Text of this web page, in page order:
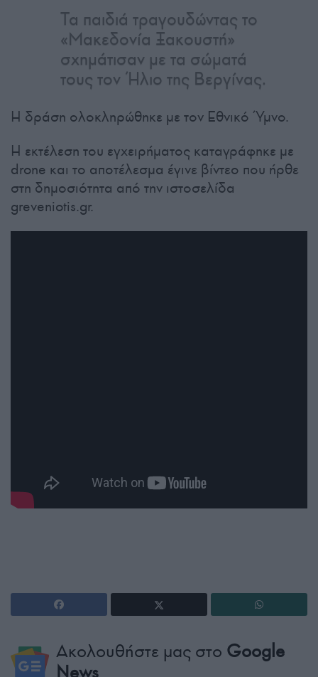
Τα παιδιά τραγουδώντας το
«Μακεδονία Ξακουστή»
σχημάτισαν με τα σώματά
τους τον Ήλιο της Βεργίνας.
Η δράση ολοκληρώθηκε με τον Εθνικό Ύμνο.
Η εκτέλεση του εγχειρήματος καταγράφηκε με
drone και το αποτέλεσμα έγινε βίντεο που ήρθε
στη δημοσιότητα από την ιστοσελίδα
greveniotis.gr.
Ακολουθήστε μας στο Google
News